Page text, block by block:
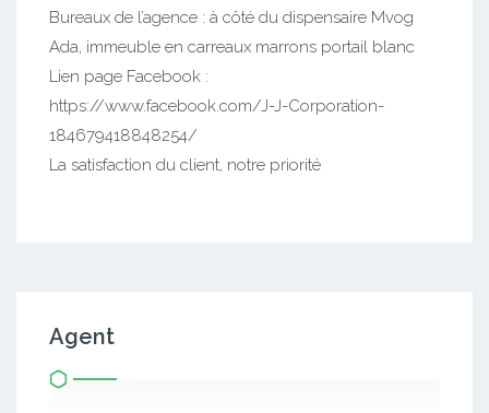
Bureaux de l’agence : à côté du dispensaire Mvog
Ada, immeuble en carreaux marrons portail blanc
Lien page Facebook :
https://www.facebook.com/J-J-Corporation-
184679418848254/
La satisfaction du client, notre priorité
Agent